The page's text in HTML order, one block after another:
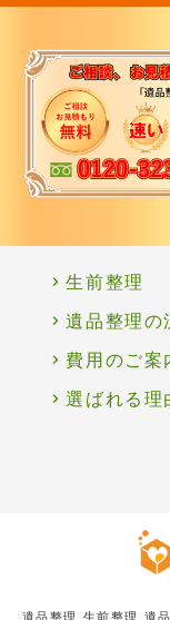
生前整理
遺品整理の
費用のご案
選ばれる理
遺品整理 生前整理 遺